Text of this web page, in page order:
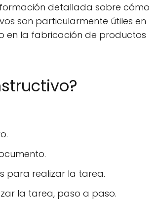
detallada sobre cómo
son particularmente útiles en
en la fabricación de productos
para realizar la tarea.
la tarea, paso a paso.